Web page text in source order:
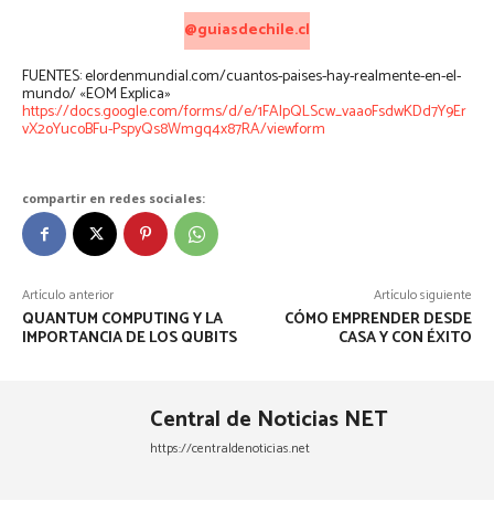
@guiasdechile.cl
FUENTES: elordenmundial.com/cuantos-paises-hay-realmente-en-el-
mundo/ «EOM Explica»
https://docs.google.com/forms/d/e/1FAIpQLScw_vaaoFsdwKDd7Y9Er
vX2oYucoBFu-PspyQs8Wmgq4x87RA/viewform
compartir en redes sociales:
Artículo anterior
QUANTUM COMPUTING Y LA
IMPORTANCIA DE LOS QUBITS
Artículo siguiente
CÓMO EMPRENDER DESDE
CASA Y CON ÉXITO
Central de Noticias NET
https://centraldenoticias.net